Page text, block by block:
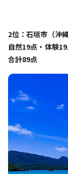
2位：石垣市（沖縄
自然19点・体験
合計89点